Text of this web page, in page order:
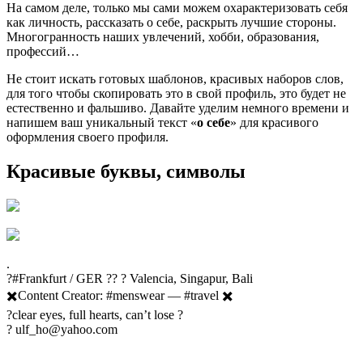
На самом деле, только мы сами можем охарактеризовать себя
как личность, рассказать о себе, раскрыть лучшие стороны.
Многогранность наших увлечений, хобби, образования,
профессий…
Не стоит искать готовых шаблонов, красивых наборов слов,
для того чтобы скопировать это в свой профиль, это будет не
естественно и фальшиво. Давайте уделим немного времени и
напишем ваш уникальный текст «о себе» для красивого
оформления своего профиля.
Красивые буквы, символы
.
?#Frankfurt / GER ?? ? Valencia, Singapur, Bali
✖️Content Creator: #menswear — #travel ✖️
?clear eyes, full hearts, can’t lose ?
? ulf_ho@yahoo.com